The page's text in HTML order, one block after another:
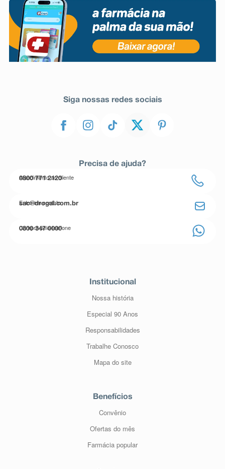
Siga nossas redes sociais
Precisa de ajuda?
Atendimento ao cliente
0800 771 2120
Entre em contato
sac@drogal.com.br
Compre pelo telefone
0800 347 0000
Institucional
Nossa história
Especial 90 Anos
Responsabilidades
Trabalhe Conosco
Mapa do site
Benefícios
Convênio
Ofertas do mês
Farmácia popular